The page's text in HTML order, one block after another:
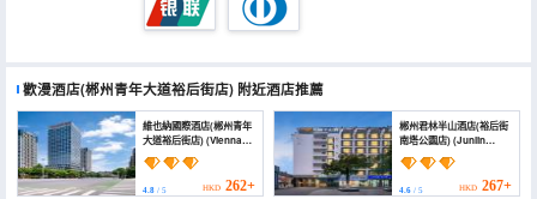
歡漫酒店(郴州青年大道裕后街店) 附近酒店推薦
維也納國際酒店(郴州青年
大道裕后街店) (Vienna
International Hotel
(Yuhou Street, Qingnian
Avenue, Chenzhou，
4.8 / 5 HKD 262+
郴州君林半山酒店(裕后街
南塔公園店) (Junlin
Banshan Hotel)
4.6/ 5 HKD 267+